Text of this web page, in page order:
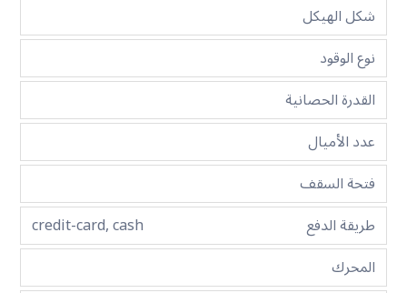
شكل الهيكل
نوع الوقود
القدرة الحصانية
عدد الأميال
فتحة السقف
طريقة الدفع
credit-card, cash
المحرك